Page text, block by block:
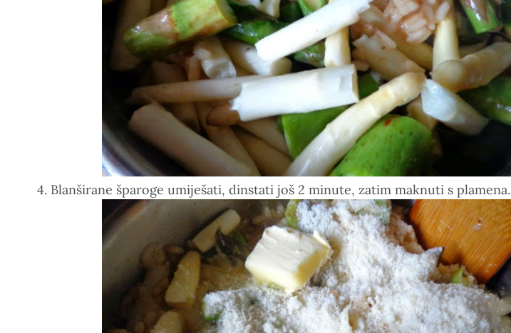
4. Blanširane šparoge umiješati, dinstati još 2 minute, zatim maknuti s plamena.